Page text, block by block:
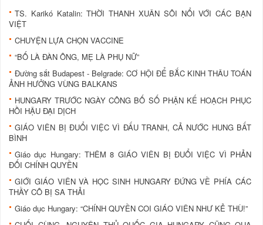
TS. Karikó Katalin: THỜI THANH XUÂN SÔI NỔI VỚI CÁC BẠN
VIỆT
CHUYỆN LỰA CHỌN VACCINE
“BỐ LÀ ĐÀN ÔNG, MẸ LÀ PHỤ NỮ”
Đường sắt Budapest - Belgrade: CƠ HỘI ĐỂ BẮC KINH THÂU TOÁN
ẢNH HƯỞNG VÙNG BALKANS
HUNGARY TRƯỚC NGÀY CÔNG BỐ SỐ PHẬN KẾ HOẠCH PHỤC
HỒI HẬU ĐẠI DỊCH
GIÁO VIÊN BỊ ĐUỔI VIỆC VÌ ĐẤU TRANH, CẢ NƯỚC HUNG BẤT
BÌNH
Giáo dục Hungary: THÊM 8 GIÁO VIÊN BỊ ĐUỔI VIỆC VÌ PHẢN
ĐỐI CHÍNH QUYỀN
GIỚI GIÁO VIÊN VÀ HỌC SINH HUNGARY ĐỨNG VỀ PHÍA CÁC
THẦY CÔ BỊ SA THẢI
Giáo dục Hungary: “CHÍNH QUYỀN COI GIÁO VIÊN NHƯ KẺ THÙ!”